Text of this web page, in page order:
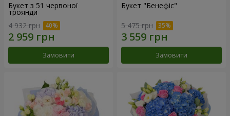
Букет з 51 червоної
троянди
4 932 грн
Замовити
Букет "Бенефіс"
5 475 грн
Замовити